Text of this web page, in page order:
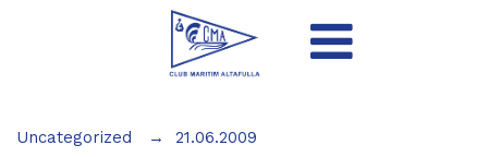
Uncategorized 21.06.2009